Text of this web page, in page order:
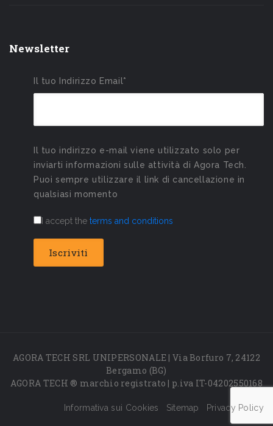
Newsletter
Il tuo Indirizzo Email*
Il tuo indirizzo e-mail viene utilizzato solo per
inviarti informazioni sulle attività di Agora Tech.
Puoi sempre utilizzare il link di cancellazione in
qualsiasi momento
I accept the terms and conditions
AGORA TECH SRL UNIPERSONALE | Via Borfuro 7, 24122
Bergamo (BG)
AGORA TECH ® marchio registrato | p.iva IT-04202550168
Informativa sui Cookies Sitemap Privacy Policy